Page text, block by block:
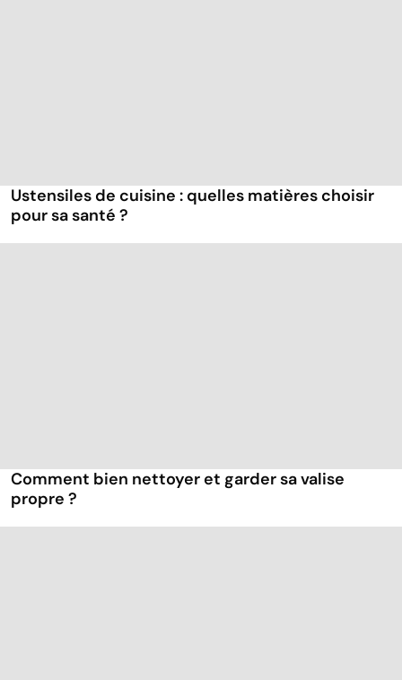
Ustensiles de cuisine : quelles matières choisir
pour sa santé ?
Comment bien nettoyer et garder sa valise
propre ?